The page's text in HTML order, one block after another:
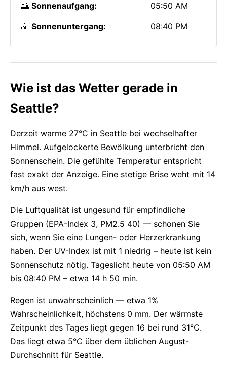
🌅 Sonnenaufgang: 05:50 AM
🌇 Sonnenuntergang: 08:40 PM
Wie ist das Wetter gerade in
Seattle?
Derzeit warme 27°C in Seattle bei wechselhafter
Himmel. Aufgelockerte Bewölkung unterbricht den
Sonnenschein. Die gefühlte Temperatur entspricht
fast exakt der Anzeige. Eine stetige Brise weht mit 14
km/h aus west.
Die Luftqualität ist ungesund für empfindliche
Gruppen (EPA-Index 3, PM2.5 40) — schonen Sie
sich, wenn Sie eine Lungen- oder Herzerkrankung
haben. Der UV-Index ist mit 1 niedrig – heute ist kein
Sonnenschutz nötig. Tageslicht heute von 05:50 AM
bis 08:40 PM – etwa 14 h 50 min.
Regen ist unwahrscheinlich — etwa 1%
Wahrscheinlichkeit, höchstens 0 mm. Der wärmste
Zeitpunkt des Tages liegt gegen 16 bei rund 31°C.
Das liegt etwa 5°C über dem üblichen August-
Durchschnitt für Seattle.